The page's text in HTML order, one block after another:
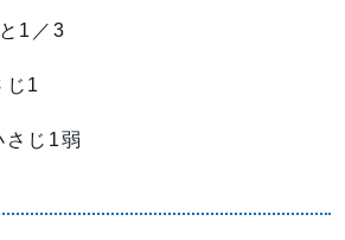
1／3
1
じ1弱